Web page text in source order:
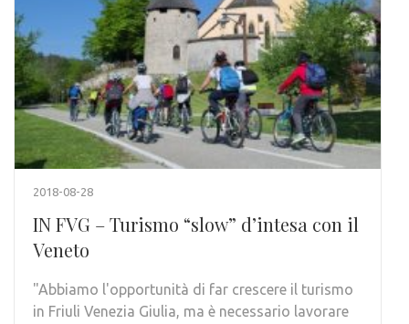
2018-08-28
IN FVG – Turismo “slow” d’intesa con il
Veneto
"Abbiamo l'opportunità di far crescere il turismo
in Friuli Venezia Giulia, ma è necessario lavorare